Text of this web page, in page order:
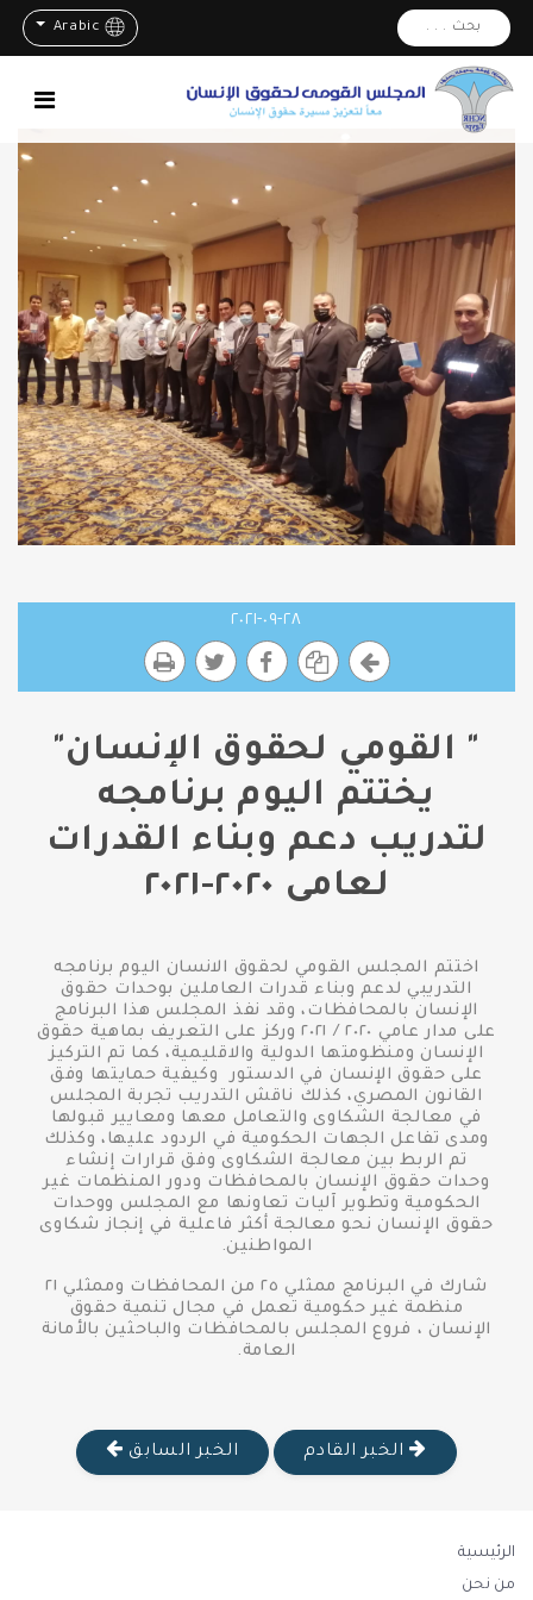
بحث . . . Arabic
٢٨-٠٩-٢٠٢١
" القومي لحقوق الإنسان"
يختتم اليوم برنامجه
لتدريب دعم وبناء القدرات
لعامى ٢٠٢٠-٢٠٢١
اختتم المجلس القومي لحقوق الانسان اليوم برنامجه
التدريبي لدعم وبناء قدرات العاملين بوحدات حقوق
الإنسان بالمحافظات، وقد نفذ المجلس هذا البرنامج
على مدار عامي ٢٠٢٠ / ٢٠٢١ وركز على التعريف بماهية حقوق
الإنسان ومنظومتها الدولية والاقليمية، كما تم التركيز
على حقوق الإنسان في الدستور وكيفية حمايتها وفق
القانون المصري، كذلك ناقش التدريب تجربة المجلس
في معالجة الشكاوى والتعامل معها ومعايير قبولها
ومدى تفاعل الجهات الحكومية في الردود عليها، وكذلك
تم الربط بين معالجة الشكاوى وفق قرارات إنشاء
وحدات حقوق الإنسان بالمحافظات ودور المنظمات غير
الحكومية وتطوير آليات تعاونها مع المجلس ووحدات
حقوق الإنسان نحو معالجة أكثر فاعلية في إنجاز شكاوى
المواطنين.
شارك في البرنامج ممثلي ٢٥ من المحافظات وممثلي ٢١
منظمة غير حكومية تعمل في مجال تنمية حقوق
الإنسان ، فروع المجلس بالمحافظات والباحثين بالأمانة
العامة.
الخبر القادم الخبر السابق
الرئيسية
من نحن